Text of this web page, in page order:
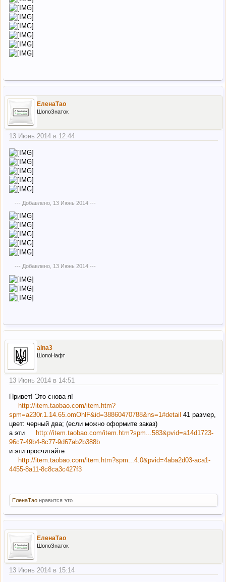
ЕленаТао
ШопоЗнаток
13 Июнь 2014 в 12:44
--- Добавлено, 13 Июнь 2014---
--- Добавлено, 13 Июнь 2014---
alna3
ШопоНафт
13 Июнь 2014 в 14:51
Привет! Это снова я!
http://item.taobao.com/item.htm?
spm=a230r.1.14.65.omOhlF&id=38860470788&ns=1#detail 41 размер,
цвет: черный два; (если можно оформите заказ)
а эти
http://item.taobao.com/item.htm?spm...583&pvid=a14d1723-
96c7-49b4-8c77-9d67ab2b388b
и эти просчитайте
http://item.taobao.com/item.htm?spm...4.0&pvid=4aba2d03-aca1-
4455-8a11-8c8ca3c427f3
ЕленаТао нравится это.
ЕленаТао
ШопоЗнаток
13 Июнь 2014 в 15:14